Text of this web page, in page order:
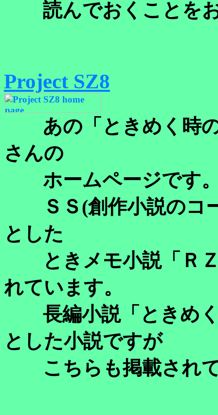
読んでおくことをお
Project SZ8
あの「ときめく時
さんの
ホームページです
ＳＳ(創作小説のコ
とした
ときメモ小説「ＲＺ
れています。
長編小説「ときめく
とした小説ですが
こちらも掲載され